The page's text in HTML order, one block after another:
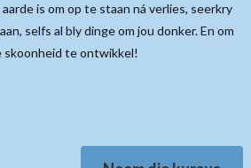
is om op te staan ná verlies, seerkry
selfs al bly dinge om jou donker. En om
skoonheid te ontwikkel!